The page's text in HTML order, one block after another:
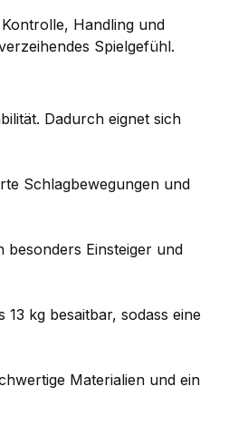
Handling und
Spielgefühl.
Dadurch eignet sich
Schlagbewegungen und
Einsteiger und
kg besaitbar, sodass eine
Materialien und ein